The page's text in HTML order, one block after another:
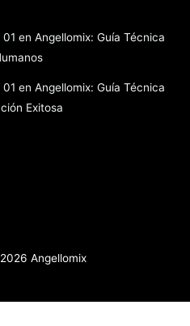
en Angellomix: Guía Técnica
en Angellomix: Guía Técnica
Exitosa
Angellomix